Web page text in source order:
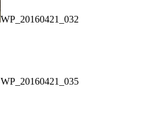
WP_20160421_032
WP_20160421_035